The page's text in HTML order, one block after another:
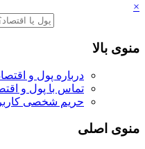
×
منوی بالا
درباره پول و
تماس با پول و
حریم شخصی
منوی اصلی